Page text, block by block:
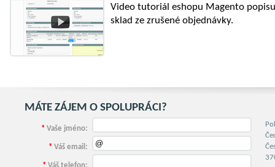
Video tutoriál eshopu Magento
sklad ze zrušené objednávky.
MÁTE ZÁJEM O SPOLUPRÁCI?
* Vaše jméno:
* Váš email: